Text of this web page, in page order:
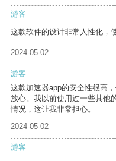
游客
这款软件的设计非常人性化，
2024-05-02
游客
这款加速器app的安全性很高
放心。我以前使用过一些其他
情况，这让我非常担心。
2024-05-02
游客